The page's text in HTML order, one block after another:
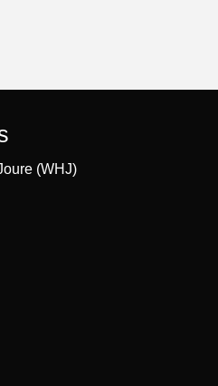
(WHJ)